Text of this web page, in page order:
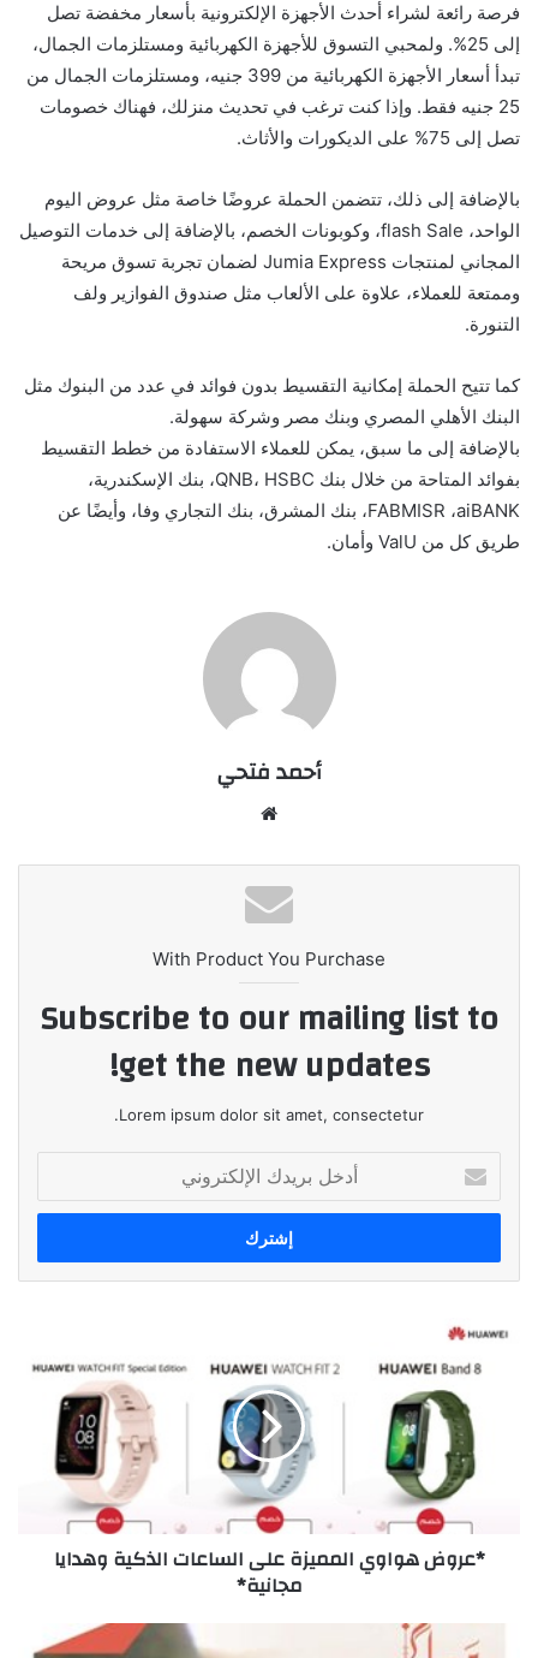
فرصة رائعة لشراء أحدث الأجهزة الإلكترونية بأسعار مخفضة تصل
إلى 25%. ولمحبي التسوق للأجهزة الكهربائية ومستلزمات الجمال،
تبدأ أسعار الأجهزة الكهربائية من 399 جنيه، ومستلزمات الجمال من
25 جنيه فقط. وإذا كنت ترغب في تحديث منزلك، فهناك خصومات
تصل إلى 75% على الديكورات والأثاث.
بالإضافة إلى ذلك، تتضمن الحملة عروضًا خاصة مثل عروض اليوم
الواحد، flash Sale، وكوبونات الخصم، بالإضافة إلى خدمات التوصيل
المجاني لمنتجات Jumia Express لضمان تجربة تسوق مريحة
وممتعة للعملاء، علاوة على الألعاب مثل صندوق الفوازير ولف
التنورة.
كما تتيح الحملة إمكانية التقسيط بدون فوائد في عدد من البنوك مثل
البنك الأهلي المصري وبنك مصر وشركة سهولة.
بالإضافة إلى ما سبق، يمكن للعملاء الاستفادة من خطط التقسيط
بفوائد المتاحة من خلال بنك QNB، HSBC، بنك الإسكندرية،
FABMISR ،aiBANK، بنك المشرق، بنك التجاري وفا، وأيضًا عن
طريق كل من ValU وأمان.
أحمد فتحي
With Product You Purchase
Subscribe to our mailing list to
get the new updates!
Lorem ipsum dolor sit amet, consectetur.
بريدك
الإلكتروني
*عروض
المميزة
الساعات
*عروض هواوي المميزة على الساعات الذكية وهدايا
مجانية*